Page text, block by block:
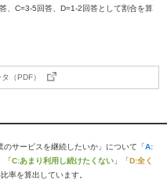
、C=3-5回答、D=1-2回答として割合を算
（PDF）
サービスを継続したいか」について「A:
「C:あまり利用し続けたくない 」「D:全く
率を算出しています。